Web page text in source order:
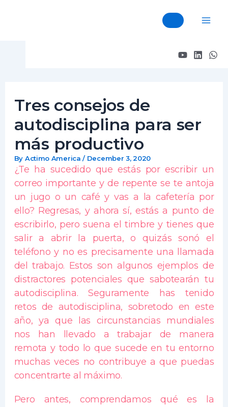
Tres consejos de
autodisciplina para ser
más productivo
By Actimo America/ December 3, 2020
¿Te ha sucedido que estás por escribir un
correo importante y de repente se te antoja
un jugo o un café y vas a la cafetería por
ello? Regresas, y ahora sí, estás a punto de
escribirlo, pero suena el timbre y tienes que
salir a abrir la puerta, o quizás sonó el
teléfono y no es precisamente una llamada
del trabajo. Estos son algunos ejemplos de
distractores potenciales que sabotearán tu
autodisciplina. Seguramente has tenido
retos de autodisciplina, sobretodo en este
año, ya que las circunstancias mundiales
nos han llevado a trabajar de manera
remota y todo lo que sucede en tu entorno
muchas veces no contribuye a que puedas
concentrarte al máximo.
Pero antes, comprendamos qué es la